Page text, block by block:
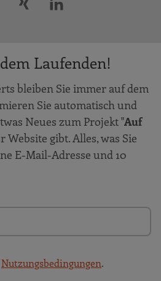
Laufenden!
bleiben Sie immer auf dem
Sie automatisch und
Neues zum Projekt "Auf
Website gibt. Alles, was Sie
E-Mail-Adresse und 10
Nutzungsbedingungen.